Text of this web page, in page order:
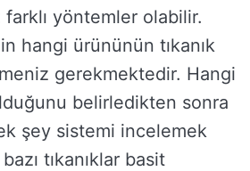
farklı yöntemler olabilir.
hangi ürününün tıkanık
gerekmektedir. Hangi
belirledikten sonra
şey sistemi incelemek
tıkanıklar basit